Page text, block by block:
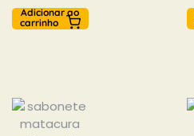
Adicionar ao
carrinho